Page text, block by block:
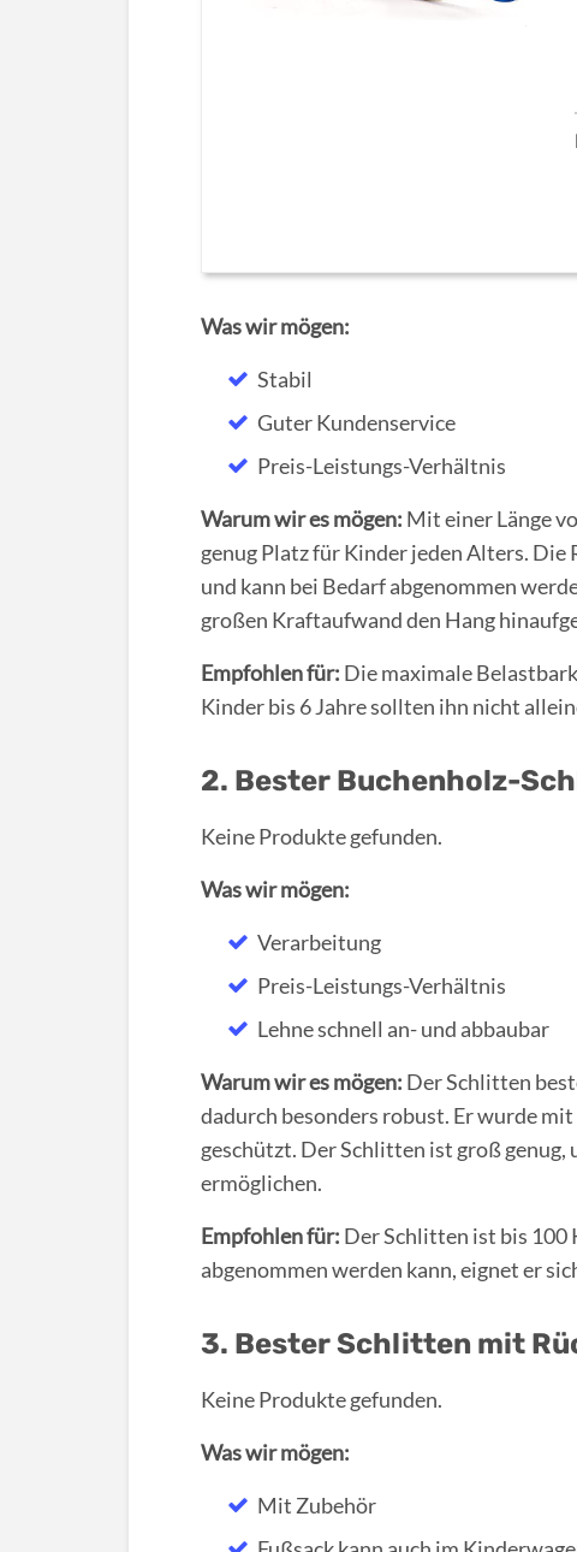
Was wir mögen:
Stabil
Guter Kundenservice
Preis-Leistungs-Verhältnis
Warum wir es mögen: Mit einer Länge
genug Platz für Kinder jeden Alters.
und kann bei Bedarf abgenommen
großen Kraftaufwand den Hang
Empfohlen für: Die maximale
Kinder bis 6 Jahre sollten ihn nicht
2. Bester Buchenholz-
Keine Produkte gefunden.
Was wir mögen:
Verarbeitung
Preis-Leistungs-Verhältnis
Lehne schnell an- und abbaubar
Warum wir es mögen: Der Schlitten
dadurch besonders robust. Er wurde
geschützt. Der Schlitten ist groß
ermöglichen.
Empfohlen für: Der Schlitten ist bis 100
abgenommen werden kann, eignet er
3. Bester Schlitten mit
Keine Produkte gefunden.
Was wir mögen:
Mit Zubehör